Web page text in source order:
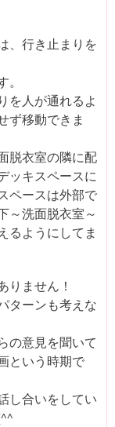
、行き止まりを
を人が通れるよ
ず移動できま
脱衣室の隣に配
ッキスペースに
ペースは外部で
～洗面脱衣室～
るようにしてま
りません！
ターンも考えな
の意見を聞いて
という時期で
し合いをしてい
ゞ